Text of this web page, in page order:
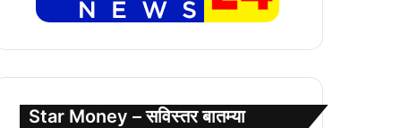
Star Money – सविस्तर बातम्या